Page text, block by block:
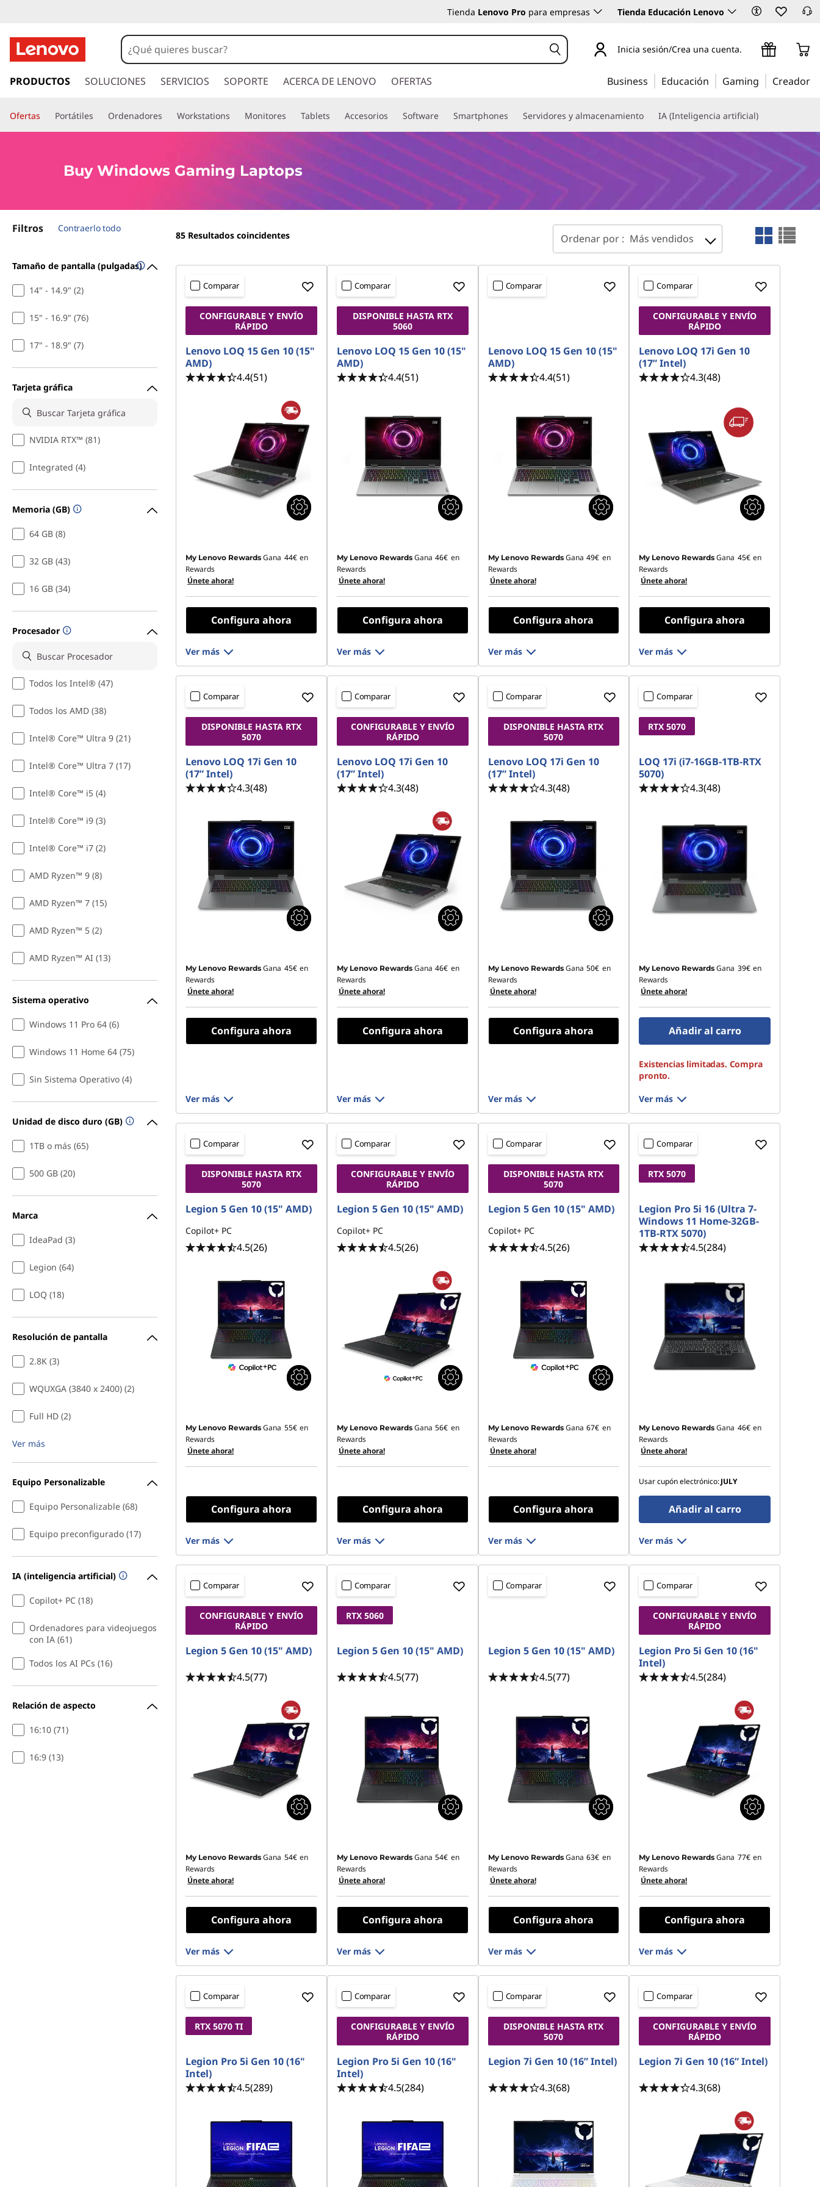
e
W
G
m
Tienda Lenovo Pro para empresas Tienda Educación Lenovo
r
c
o
o
n
c
p
a
Inicia sesión/Crea una cuenta.
PRODUCTOS SOLUCIONES SERVICIOS SOPORTE ACERCA DE LENOVO OFERTAS Business Educación Gaming Creador
Ofertas Portátiles Ordenadores Workstations Monitores Tablets Accesorios Software Smartphones Servidores y almacenamiento IA (Inteligencia artificial)
Buy Windows Gaming Laptops
Filtros Contraerlo todo
Tamaño de pantalla (pulgadas)
14" - 14.9" (2)
15" - 16.9" (76)
17" - 18.9" (7)
Tarjeta gráfica
NVIDIA RTX™ (81)
Integrated (4)
Memoria (GB)
64 GB (8)
32 GB (43)
16 GB (34)
Procesador
Todos los Intel® (47)
Todos los AMD (38)
Intel® Core™ Ultra 9 (21)
Intel® Core™ Ultra 7 (17)
Intel® Core™ i5 (4)
Intel® Core™ i9 (3)
Intel® Core™ i7 (2)
AMD Ryzen™ 9 (8)
AMD Ryzen™ 7 (15)
AMD Ryzen™ 5 (2)
AMD Ryzen™ AI (13)
Sistema operativo
Windows 11 Pro 64 (6)
Windows 11 Home 64 (75)
Sin Sistema Operativo (4)
Unidad de disco duro (GB)
1TB o más (65)
500 GB (20)
Marca
IdeaPad (3)
Legion (64)
LOQ (18)
Resolución de pantalla
2.8K (3)
WQUXGA (3840 x 2400) (2)
Full HD (2)
Ver más
Equipo Personalizable
Equipo Personalizable (68)
Equipo preconfigurado (17)
IA (inteligencia artificial)
Copilot+ PC (18)
Ordenadores para videojuegos
con IA (61)
Todos los AI PCs (16)
Relación de aspecto
16:10 (71)
16:9 (13)
85 Resultados coincidentes Ordenar por : Más vendidos
Comparar
CONFIGURABLE Y ENVÍO
RÁPIDO
Lenovo LOQ 15 Gen 10 (15"
AMD)
4.4(51)
My Lenovo Rewards Gana 44€ en
Rewards
Únete ahora!
Configura ahora
Ver más
Comparar
DISPONIBLE HASTA RTX
5060
Lenovo LOQ 15 Gen 10 (15"
AMD)
4.4(51)
My Lenovo Rewards Gana 46€ en
Rewards
Únete ahora!
Configura ahora
Ver más
Comparar
Lenovo LOQ 15 Gen 10 (15"
AMD)
4.4(51)
My Lenovo Rewards Gana 49€ en
Rewards
Únete ahora!
Configura ahora
Ver más
Comparar
CONFIGURABLE Y ENVÍO
RÁPIDO
Lenovo LOQ 17i Gen 10
(17” Intel)
4.3(48)
My Lenovo Rewards Gana 45€ en
Rewards
Únete ahora!
Configura ahora
Ver más
Comparar
DISPONIBLE HASTA RTX
5070
Lenovo LOQ 17i Gen 10
(17” Intel)
4.3(48)
My Lenovo Rewards Gana 45€ en
Rewards
Únete ahora!
Configura ahora
Ver más
Comparar
CONFIGURABLE Y ENVÍO
RÁPIDO
Lenovo LOQ 17i Gen 10
(17” Intel)
4.3(48)
My Lenovo Rewards Gana 46€ en
Rewards
Únete ahora!
Configura ahora
Ver más
Comparar
DISPONIBLE HASTA RTX
5070
Lenovo LOQ 17i Gen 10
(17” Intel)
4.3(48)
My Lenovo Rewards Gana 50€ en
Rewards
Únete ahora!
Configura ahora
Ver más
Comparar
RTX 5070
LOQ 17i (i7-16GB-1TB-RTX
5070)
4.3(48)
My Lenovo Rewards Gana 39€ en
Rewards
Únete ahora!
Añadir al carro
Existencias limitadas. Compra
pronto.
Ver más
Comparar
DISPONIBLE HASTA RTX
5070
Legion 5 Gen 10 (15" AMD)
Copilot+ PC
4.5(26)
My Lenovo Rewards Gana 55€ en
Rewards
Únete ahora!
Configura ahora
Ver más
Comparar
CONFIGURABLE Y ENVÍO
RÁPIDO
Legion 5 Gen 10 (15" AMD)
Copilot+ PC
4.5(26)
My Lenovo Rewards Gana 56€ en
Rewards
Únete ahora!
Configura ahora
Ver más
Comparar
DISPONIBLE HASTA RTX
5070
Legion 5 Gen 10 (15" AMD)
Copilot+ PC
4.5(26)
My Lenovo Rewards Gana 67€ en
Rewards
Únete ahora!
Configura ahora
Ver más
Comparar
RTX 5070
Legion Pro 5i 16 (Ultra 7-
Windows 11 Home-32GB-
1TB-RTX 5070)
4.5(284)
My Lenovo Rewards Gana 46€ en
Rewards
Únete ahora!
Usar cupón electrónico:JULY
Añadir al carro
Ver más
Comparar
CONFIGURABLE Y ENVÍO
RÁPIDO
Legion 5 Gen 10 (15" AMD)
4.5(77)
My Lenovo Rewards Gana 54€ en
Rewards
Únete ahora!
Configura ahora
Ver más
Comparar
RTX 5060
Legion 5 Gen 10 (15" AMD)
4.5(77)
My Lenovo Rewards Gana 54€ en
Rewards
Únete ahora!
Configura ahora
Ver más
Comparar
Legion 5 Gen 10 (15" AMD)
4.5(77)
My Lenovo Rewards Gana 63€ en
Rewards
Únete ahora!
Configura ahora
Ver más
Comparar
CONFIGURABLE Y ENVÍO
RÁPIDO
Legion Pro 5i Gen 10 (16"
Intel)
4.5(284)
My Lenovo Rewards Gana 77€ en
Rewards
Únete ahora!
Configura ahora
Ver más
Comparar
RTX 5070 TI
Legion Pro 5i Gen 10 (16"
Intel)
4.5(289)
Comparar
CONFIGURABLE Y ENVÍO
RÁPIDO
Legion Pro 5i Gen 10 (16"
Intel)
4.5(284)
Comparar
DISPONIBLE HASTA RTX
5070
Legion 7i Gen 10 (16” Intel)
4.3(68)
Comparar
CONFIGURABLE Y ENVÍO
RÁPIDO
Legion 7i Gen 10 (16” Intel)
4.3(68)